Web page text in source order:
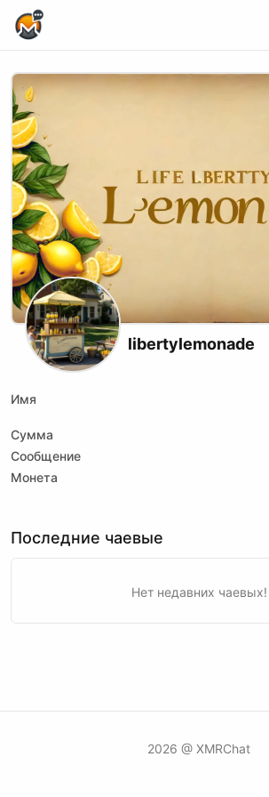
libertylemonade
Имя
Сумма
Сообщение
Монета
Последние чаевые
Нет недавних чаевых!
2026 @ XMRChat